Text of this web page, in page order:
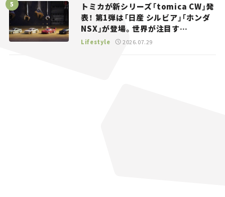
トミカが新シリーズ「tomica CW」発
表！ 第1弾は「日産 シルビア」「ホンダ
NSX」が登場。世界が注目す
る“JDM”に焦点【クルマとホビー】
Lifestyle 2026.07.29